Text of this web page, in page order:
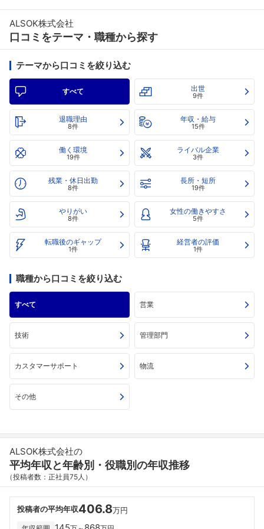
ALSOK株式会社
口コミをテーマ・職種から探す
テーマから口コミを絞り込む
すべて 出世
9件
退職理由
8件
年収・給与
15件
働く環境
19件
ライバル企業
3件
残業・休日出勤
8件
長所・短所
19件
やりがい
8件
女性の働きやすさ
5件
転職後のギャップ
1件
経営者の評価
1件
職種から口コミを絞り込む
すべて 営業
技術 管理部門
カスタマーサポート 物流
その他
ALSOK株式会社の
平均年収と年齢別・役職別の年収推移
（投稿者数：正社員75人）
投稿者の平均年収406.8万円